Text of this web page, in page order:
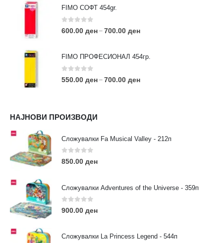
FIMO СОФТ 454gr.
0out of 5
600.00 ден – 700.00 ден
FIMO ПРОФЕСИОНАЛ 454гр.
0out of 5
550.00 ден – 700.00 ден
НАЈНОВИ ПРОИЗВОДИ
Сложувалки Fa Musical Valley - 212п
0out of 5
850.00 ден
Сложувалки Adventures of the Universe - 359п
0out of 5
900.00 ден
Сложувалки La Princess Legend - 544п
АДРЕСА:
ул. 3та Македонска Бригада бр.46
ТЕЛЕФОН:
0038977640534
contact@moehobi.mk
РАБОТНО ВРЕМЕ:
Пон - Саб / 09:00 - 21:00